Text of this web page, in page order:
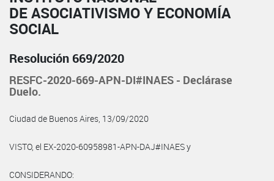
DE ASOCIATIVISMO Y ECONOMÍA
SOCIAL
Resolución 669/2020
RESFC-2020-669-APN-DI#INAES - Declárase
Duelo.
Ciudad de Buenos Aires, 13/09/2020
VISTO, el EX-2020-60958981-APN-DAJ#INAES y
CONSIDERANDO: